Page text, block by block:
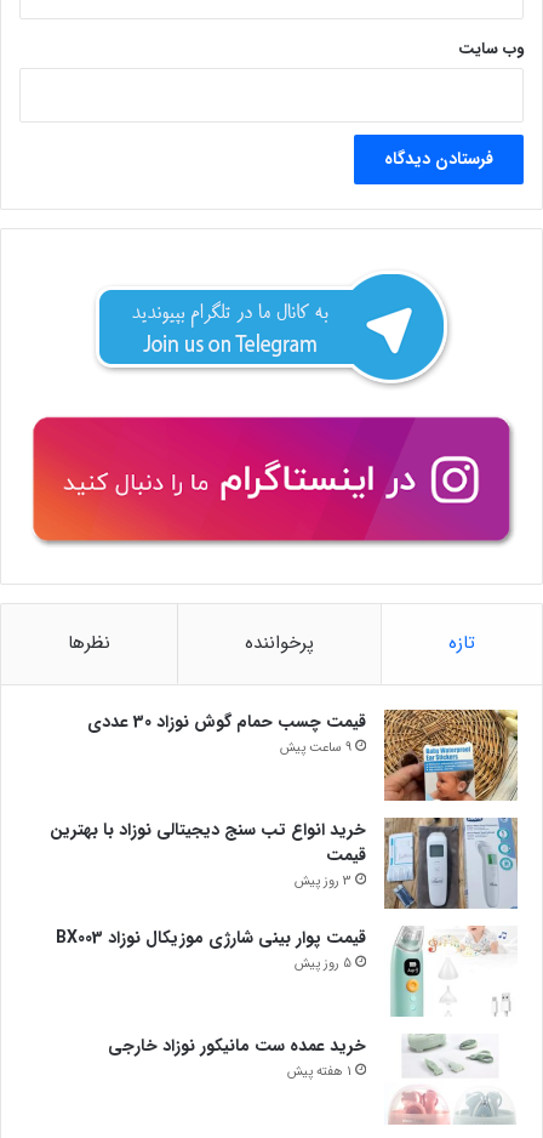
وب‌ سایت
تازه پرخواننده نظرها
قیمت چسب حمام گوش نوزاد 30 عددی
9 ساعت پیش
خرید انواع تب سنج دیجیتالی نوزاد با بهترین
قیمت
3 روز پیش
قیمت پوار بینی شارژی موزیکال نوزاد BX003
5 روز پیش
خرید عمده ست مانیکور نوزاد خارجی
1 هفته پیش